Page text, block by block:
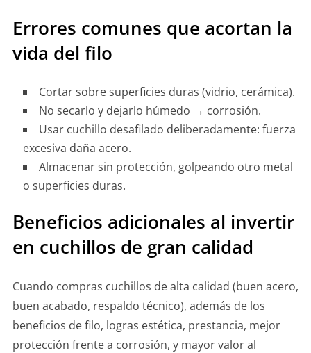
Errores comunes que acortan la
vida del filo
Cortar sobre superficies duras (vidrio, cerámica).
No secarlo y dejarlo húmedo → corrosión.
Usar cuchillo desafilado deliberadamente: fuerza
excesiva daña acero.
Almacenar sin protección, golpeando otro metal
o superficies duras.
Beneficios adicionales al invertir
en cuchillos de gran calidad
Cuando compras cuchillos de alta calidad (buen acero,
buen acabado, respaldo técnico), además de los
beneficios de filo, logras estética, prestancia, mejor
protección frente a corrosión, y mayor valor al